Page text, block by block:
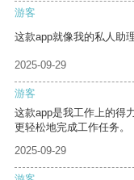
游客
这款app就像我的私人助
2025-09-29
游客
这款app是我工作上的得
更轻松地完成工作任务。
2025-09-29